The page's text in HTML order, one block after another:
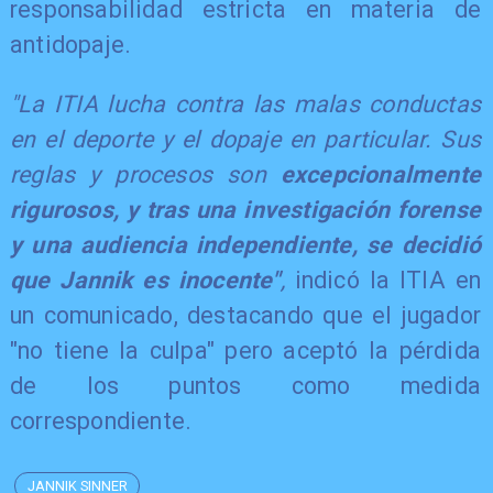
responsabilidad estricta en materia de
antidopaje.
"La ITIA lucha contra las malas conductas
en el deporte y el dopaje en particular. Sus
reglas y procesos son excepcionalmente
rigurosos, y tras una investigación forense
y una audiencia independiente, se decidió
que Jannik es inocente",indicó la ITIA en
un comunicado, destacando que el jugador
"no tiene la culpa" pero aceptó la pérdida
de los puntos como medida
correspondiente.
JANNIK SINNER